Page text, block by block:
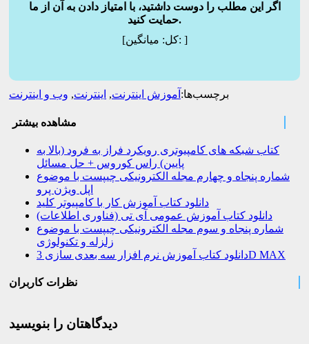
اگر این مطلب را دوست داشتید، با امتیاز دادن به آن از ما
حمایت کنید.
[کل:میانگین: ]
برچسب‌ها: آموزش اینترنت, اینترنت, وب و اینترنت
مشاهده بیشتر
کتاب شبکه های کامپیوتری رویکرد فراز به فرود (بالا به
پایین) راس کوروس + حل مسائل
شماره پنجاه و چهارم مجله الکترونیکی چیپست با موضوع
اپل ویژن پرو
دانلود کتاب آموزش کار با کامپیوتر کلید
دانلود کتاب آموزش عمومی آی تی (فناوری اطلاعات)
شماره پنجاه و سوم مجله الکترونیکی چیپست با موضوع
زلزله و تکنولوژی
دانلود کتاب آموزش نرم افزار سه بعدی سازی 3D MAX
نظرات کاربران
دیدگاهتان را بنویسید